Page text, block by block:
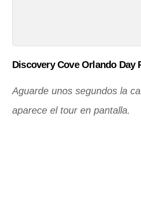
Discovery Cove Orlando Day
Aguarde unos segundos la
aparece el tour en pantalla.